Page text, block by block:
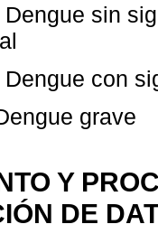
Dengue sin
Dengue con
grave
Y
DE